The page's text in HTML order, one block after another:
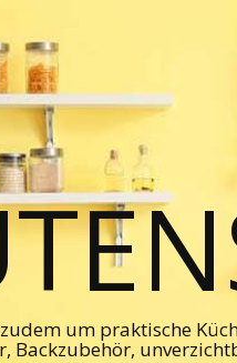
um praktische
Backzubehör,